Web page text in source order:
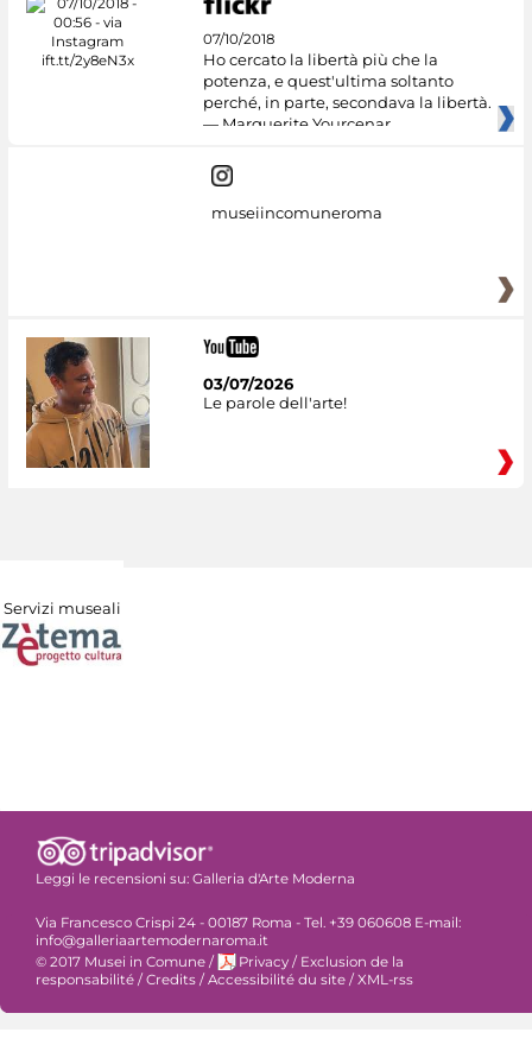
07/10/2018
Ho cercato la libertà più che la
potenza, e quest'ultima soltanto
perché, in parte, secondava la libertà.
— Marguerite Yourcenar
museiincomuneroma
03/07/2026
Le parole dell'arte!
Servizi museali
Leggi le recensioni su: Galleria d'Arte Moderna
Via Francesco Crispi 24 - 00187 Roma - Tel. +39 060608 E-mail:
info@galleriaartemodernaroma.it
© 2017 Musei in Comune / Privacy / Exclusion de la
responsabilité / Credits / Accessibilité du site / XML-rss